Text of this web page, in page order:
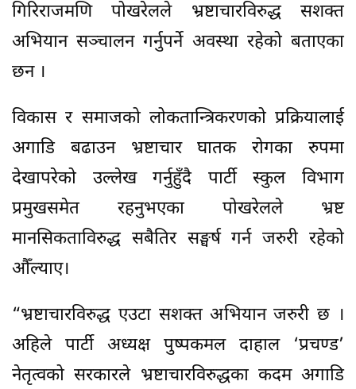
गिरिराजमणि पोखरेलले भ्रष्टाचारविरुद्ध सशक्त
अभियान सञ्चालन गर्नुपर्ने अवस्था रहेको बताएका
छन ।
विकास र समाजको लोकतान्त्रिकरणको प्रक्रियालाई
अगाडि बढाउन भ्रष्टाचार घातक रोगका रुपमा
देखापरेको उल्लेख गर्नुहुँदै पार्टी स्कुल विभाग
प्रमुखसमेत रहनुभएका पोखरेलले भ्रष्ट
मानसिकताविरुद्ध सबैतिर सङ्घर्ष गर्न जरुरी रहेको
औँल्याए।
“भ्रष्टाचारविरुद्ध एउटा सशक्त अभियान जरुरी छ ।
अहिले पार्टी अध्यक्ष पुष्पकमल दाहाल ‘प्रचण्ड’
नेतृत्वको सरकारले भ्रष्टाचारविरुद्धका कदम अगाडि